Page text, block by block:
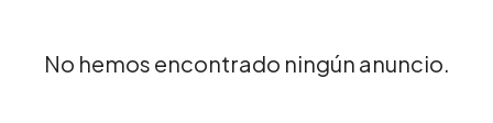
No hemos encontrado ningún anuncio.